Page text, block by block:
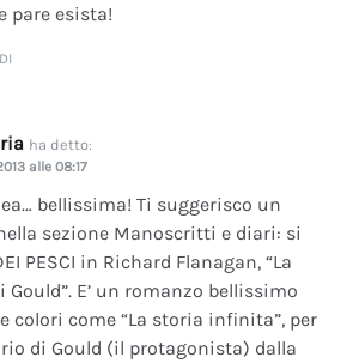
pare esista!
ha detto:
alle 08:17
bellissima! Ti suggerisco un
sezione Manoscritti e diari: si
PESCI in Richard Flanagan, “La
E’ un romanzo bellissimo
colori come “La storia infinita”, per
di Gould (il protagonista) dalla